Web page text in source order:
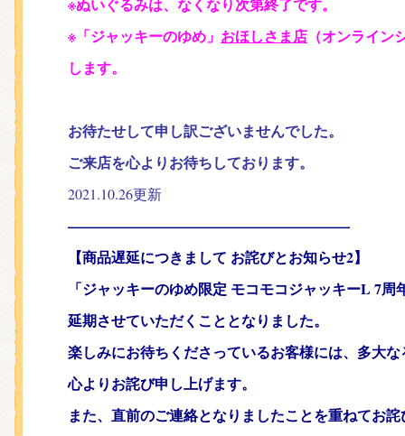
※「ジャッキーのゆめ」 おほしさま店 （オンライン
します。
お待たせして申し訳ございませんでした。
ご来店を心よりお待ちしております。
2021.10.26更新
———————————————————–
【商品遅延につきまして お詫びとお知らせ2】
「ジャッキーのゆめ限定 モコモコジャッキーL 7
延期させていただくこととなりました。
楽しみにお待ちくださっているお客様には、多大
心よりお詫び申し上げます。
また、直前のご連絡となりましたことを重ねてお
チア ジャッキーズ！
くまのがっこう 家庭科部